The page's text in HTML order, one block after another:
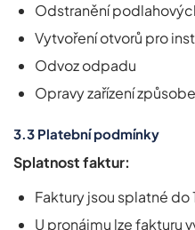
Odstranění
Vytvoření otvorů pro
Odvoz odpadu
Opravy zařízení
3.3 Platební podmínky
Splatnost faktur:
Faktury jsou splatné
U pronájmu lze fakturu